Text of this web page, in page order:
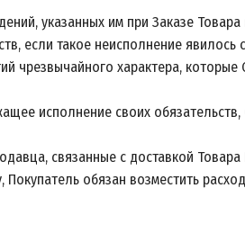
указанных им при Заказе
если такое неисполнение явилось
чрезвычайного характера, которые
исполнение своих обязательств,
связанные с доставкой
обязан возместить